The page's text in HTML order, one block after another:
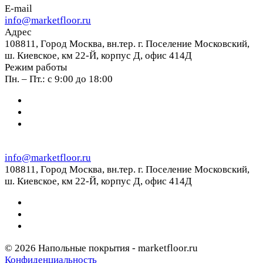
E-mail
info@marketfloor.ru
Адрес
108811, Город Москва, вн.тер. г. Поселение Московский,
ш. Киевское, км 22-Й, корпус Д, офис 414Д
Режим работы
Пн. – Пт.: с 9:00 до 18:00
info@marketfloor.ru
108811, Город Москва, вн.тер. г. Поселение Московский,
ш. Киевское, км 22-Й, корпус Д, офис 414Д
© 2026 Напольные покрытия - marketfloor.ru
Конфиденциальность